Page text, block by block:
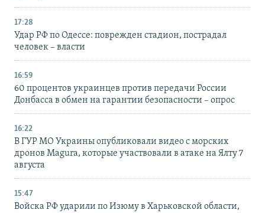
17:28
Удар РФ по Одессе: поврежден стадион, пострадал
человек – власти
16:59
60 процентов украинцев против передачи России
Донбасса в обмен на гарантии безопасности – опрос
16:22
В ГУР МО Украины опубликовали видео с морских
дронов Magura, которые участвовали в атаке на Ялту 7
августа
15:47
Войска РФ ударили по Изюму в Харьковской области,